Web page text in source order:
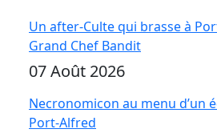
Un after-Culte qui brasse à
Grand Chef Bandit
07 Août 2026
Necronomicon au menu d’un
Port-Alfred